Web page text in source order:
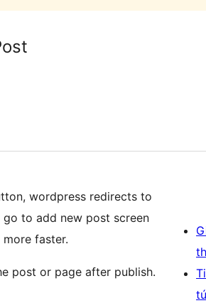
wordpress redirects to
go to add new post screen
faster.
post or page after publish.